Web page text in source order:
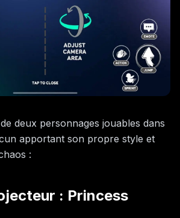
deux personnages jouables dans
apportant son propre style et
:
: Princess